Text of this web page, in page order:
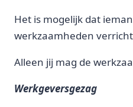
Het is mogelijk dat
werkzaamheden verricht
Alleen jij mag de
Werkgeversgezag